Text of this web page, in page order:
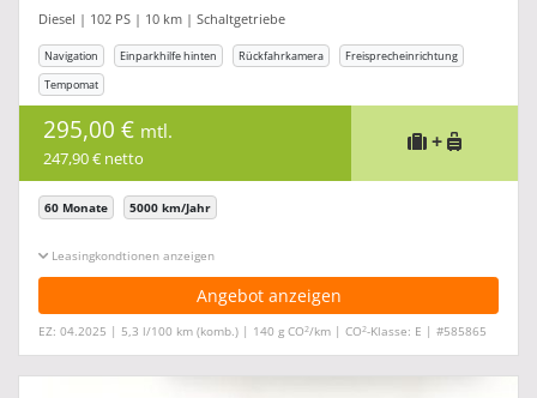
Diesel | 102 PS | 10 km | Schaltgetriebe
Navigation Einparkhilfe hinten Rückfahrkamera
Freisprecheinrichtung
Tempomat
295,00 € mtl.
247,90 € netto
+
60 Monate 5000 km/Jahr
Leasingkonditionen ein-/ausblenden
Angebot anzeigen
EZ: 04.2025 | 5,3 l/100 km (komb.) | 140 g CO2/km | CO2-Klasse: E | #585865